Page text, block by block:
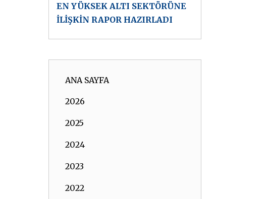
EN YÜKSEK ALTI SEKTÖRÜNE
İLİŞKİN RAPOR HAZIRLADI
ANA SAYFA
2026
2025
2024
2023
2022